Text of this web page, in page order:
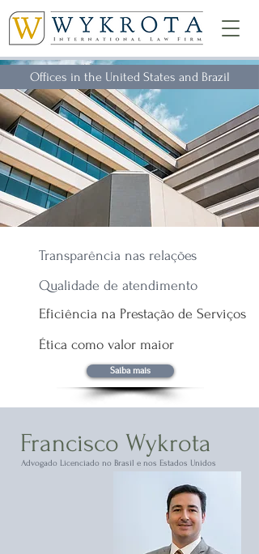
Offices in the United States and Brazil
Transparência nas relações
Qualidade de atendimento
Eficiência na Prestação de Serviços
​Ética como valor maior
Saiba mais
Francisco Wykrota
Advogado Licenciado no Brasil e nos Estados Unidos